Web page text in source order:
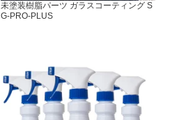
未塗装樹脂パーツ ガラスコーティング S
G-PRO-PLUS